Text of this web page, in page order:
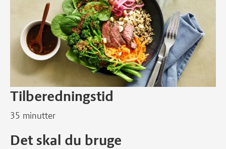
Tilberedningstid
35 minutter
Det skal du bruge